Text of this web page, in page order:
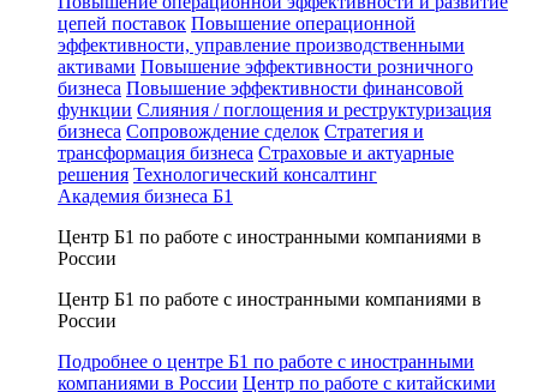
цепей поставок Повышение операционной
эффективности, управление производственными
активами Повышение эффективности розничного
бизнеса Повышение эффективности финансовой
функции Слияния / поглощения и реструктуризация
бизнеса Сопровождение сделок Стратегия и
трансформация бизнеса Страховые и актуарные
решения Технологический консалтинг
Академия бизнеса Б1
Центр Б1 по работе с иностранными компаниями в
России
Центр Б1 по работе с иностранными компаниями в
России
Подробнее о центре Б1 по работе с иностранными
компаниями в России Центр по работе с китайскими